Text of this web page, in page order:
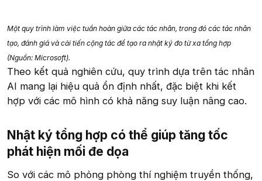
Một quy trình làm việc tuần hoàn giữa các tác nhân, trong đó các tác nhân
tạo, đánh giá và cải tiến cộng tác để tạo ra nhật ký đo từ xa tổng hợp
(Nguồn: Microsoft).
Theo kết quả nghiên cứu, quy trình dựa trên tác nhân
AI mang lại hiệu quả ổn định nhất, đặc biệt khi kết
hợp với các mô hình có khả năng suy luận nâng cao.
Nhật ký tổng hợp có thể giúp tăng tốc
phát hiện mối đe dọa​
So với các mô phỏng phòng thí nghiệm truyền thống,